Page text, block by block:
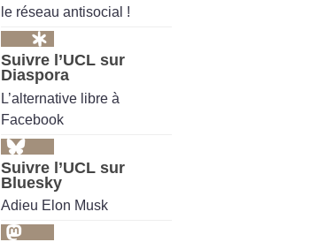
le réseau antisocial !
Suivre l’UCL sur
Diaspora
L’alternative libre à
Facebook
Suivre l’UCL sur
Bluesky
Adieu Elon Musk